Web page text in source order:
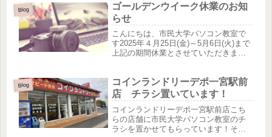
のカレンダーを作ろう！」気に入った
写真をインターネットで検索して挿...
Blog
ゴールデンウイーク休業のお知
らせ
こんにちは、市民大学パソコン教室で
す2025年４月25日(金)～5月6日(火)まで
上記の期間休業とさせていただきま
す。５月7日(水)より平常通りの営業と
なります。※休業期間...
Blog
コインランドリーデポ一宮駅前
店 チラシ置いています！
コインランドリーデポ一宮駅前店こち
らの店舗に市民大学パソコン教室のチ
ラシを置かせてもらっています！そし